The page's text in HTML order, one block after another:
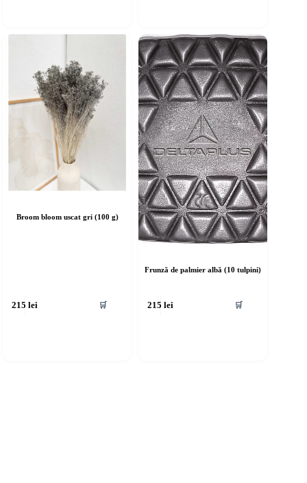
Broom bloom uscat gri (100 g)
215lei 🛒
Frunză de palmier albă (10 tulpini)
215lei 🛒